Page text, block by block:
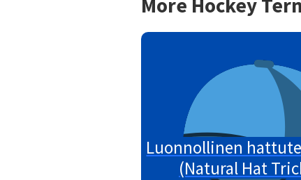
More Hockey
Luonnollinen
(Natural Hat